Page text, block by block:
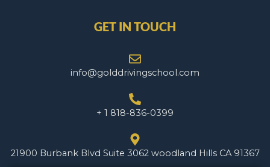
GET IN TOUCH
info@golddrivingschool.com
+ 1 818-836-0399
21900 Burbank Blvd Suite 3062 woodland Hills CA 91367